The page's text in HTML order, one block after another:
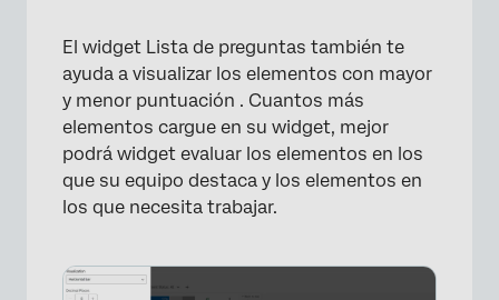
El widget Lista de preguntas también te
ayuda a visualizar los elementos con mayor
y menor puntuación . Cuantos más
elementos cargue en su widget, mejor
podrá widget evaluar los elementos en los
que su equipo destaca y los elementos en
los que necesita trabajar.